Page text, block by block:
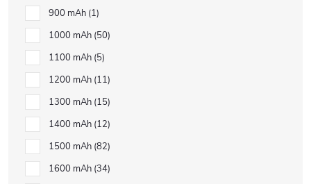
900 mAh 1
1000 mAh 50
1100 mAh 5
1200 mAh 11
1300 mAh 15
1400 mAh 12
1500 mAh 82
1600 mAh 34